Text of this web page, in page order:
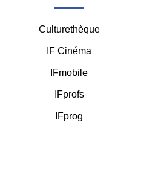
Culturethèque
IF Cinéma
IFmobile
IFprofs
IFprog